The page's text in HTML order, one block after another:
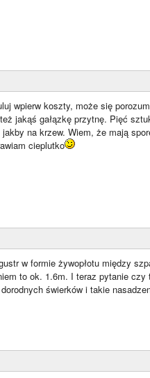
wpierw koszty, może się
jakąś gałązkę przytnę. Pięć
na krzew. Wiem, że mają
cieplutko
w formie żywopłotu między
to ok. 1.6m. I teraz pytanie czy
świerków i takie